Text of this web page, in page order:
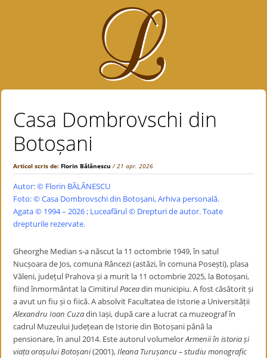
Casa Dombrovschi din
Botoșani
Articol scris de:Florin Bălănescu / 21 apr. 2026
Autor: © Florin BĂLĂNESCU
Foto: © Casa Dombrovschi din Botoșani, Arhiva personală.
Agata © 1994 – 2026 ; Luceafărul © Drepturi de autor. Toate
drepturile rezervate.
Gheorghe Median s-a născut la 11 octombrie 1949, în satul
Nucșoara de Jos, comuna Râncezi (astăzi, în comuna Posești), plasa
Văleni, județul Prahova și a murit la 11 octombrie 2025, la Botoșani,
fiind înmormântat la CimitirulPaceadin municipiu. A fost căsătorit și
a avut un fiu și o fiică. A absolvit Facultatea de Istorie a Universității
Alexandru Ioan Cuzadin Iași, după care a lucrat ca muzeograf în
cadrul Muzeului Județean de Istorie din Botoșani până la
pensionare, în anul 2014. Este autorul volumelorArmenii în istoria și
viața orașului Botoșani(2001),Ileana Turușancu – studiu monografic